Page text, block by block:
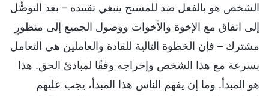
الشخص هو بالفعل ضد للمسيح ينبغي تقييده – بعد التوصُّل
إلى اتفاق مع الإخوة والأخوات ووصول الجميع إلى منظورٍ
مشترك – فإن الخطوة التالية للقادة والعاملين هي التعامل
بسرعة مع هذا الشخص وإخراجه وفقًا لمبادئ الحق. هذا
هو المبدأ. وما إن يفهم الناس هذا المبدأ، يجب عليهم